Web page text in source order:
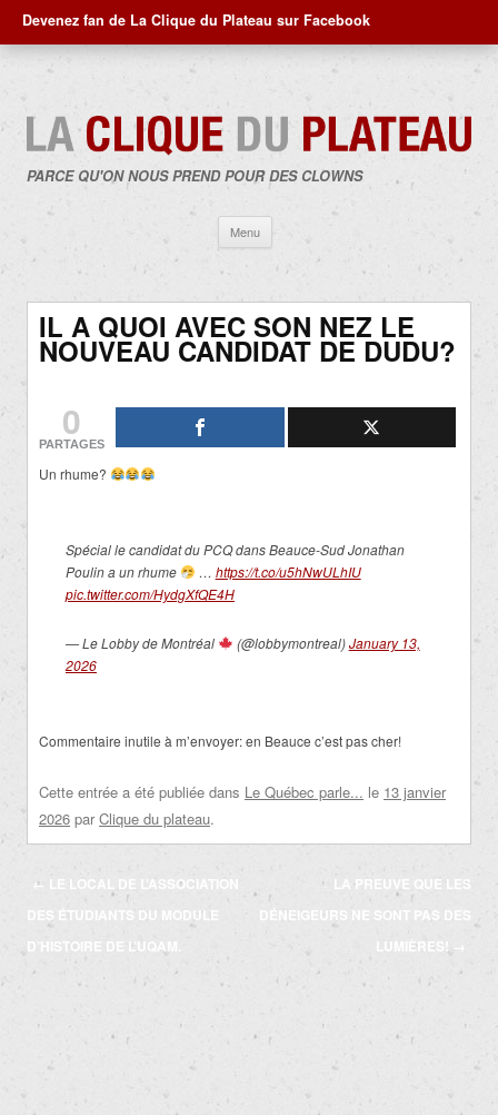
Devenez fan de La Clique du Plateau sur Facebook
PARCE QU'ON NOUS PREND POUR DES CLOWNS
Menu
contenu
IL A QUOI AVEC SON NEZ LE
NOUVEAU CANDIDAT DE DUDU?
0
PARTAGES
Un rhume?
Spécial le candidat du PCQ dans Beauce-Sud Jonathan
Poulin a un rhume
… https://t.co/u5hNwULhIU
pic.twitter.com/HydgXfQE4H
— Le Lobby de Montréal (@lobbymontreal)January 13,
2026
Commentaire inutile à m’envoyer: en Beauce c’est pas cher!
Cette entrée a été publiée dans Le Québec parle... le 13 janvier
2026 par Clique du plateau.
Navigation
des
articles
← LE LOCAL DE L’ASSOCIATION
DES ÉTUDIANTS DU MODULE
D’HISTOIRE DE L’UQAM.
LA PREUVE QUE LES
DÉNEIGEURS NE SONT PAS DES
LUMIÈRES!